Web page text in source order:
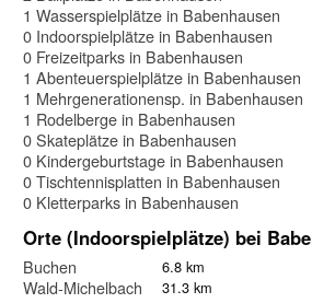
1 Wasserspielplätze in Babenhausen
0 Indoorspielplätze in Babenhausen
0 Freizeitparks in Babenhausen
1 Abenteuerspielplätze in Babenhausen
1 Mehrgenerationensp. in Babenhausen
1 Rodelberge in Babenhausen
0 Skateplätze in Babenhausen
0 Kindergeburtstage in Babenhausen
0 Tischtennisplatten in Babenhausen
0 Kletterparks in Babenhausen
Orte (Indoorspielplätze) bei
Buchen 6.8 km
Wald-Michelbach 31.3 km